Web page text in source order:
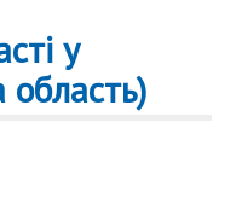
у
область)